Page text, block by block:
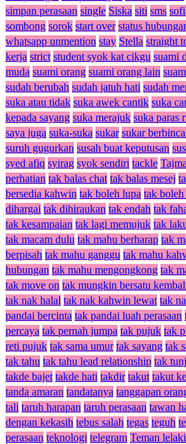
simpan perasaan single Siska siti sms
sombong sorok start over status
whatsapp unmention stay Stella straight
kerja strict student syok kat cikgu suami
muda suami orang suami orang lain
sudah berubah sudah jatuh hati sudah
suka atau tidak suka awek cantik suka
kepada sayang suka merajuk suka paras
saya juga suka-suka sukar sukar
suruh gugurkan susah buat keputusan
syed afiq syirag syok sendiri tackle
perhatian tak balas chat tak balas mesej
bersedia kahwin tak boleh lupa tak boleh
dihargai tak dihiraukan tak endah tak
tak kesampaian tak lagi memujuk tak
tak macam dulu tak mahu berharap tak
berpisah tak mahu ganggu tak mahu
hubungan tak mahu mengongkong tak
tak move on tak mungkin bersatu
tak nak halal tak nak kahwin lewat tak
pandai bercinta tak pandai luah perasaan
percaya tak pernah jumpa tak pujuk tak
reti pujuk tak sama umur tak sayang tak
tak tahu tak tahu lead relationship tak
takde bajet takde hati takdir takut takut
tanda amaran tandatanya tanggapan
tali taruh harapan taruh perasaan tawan
dengan kekasih tebus salah tegas teguh
perasaan teknologi telegram Teman lelaki